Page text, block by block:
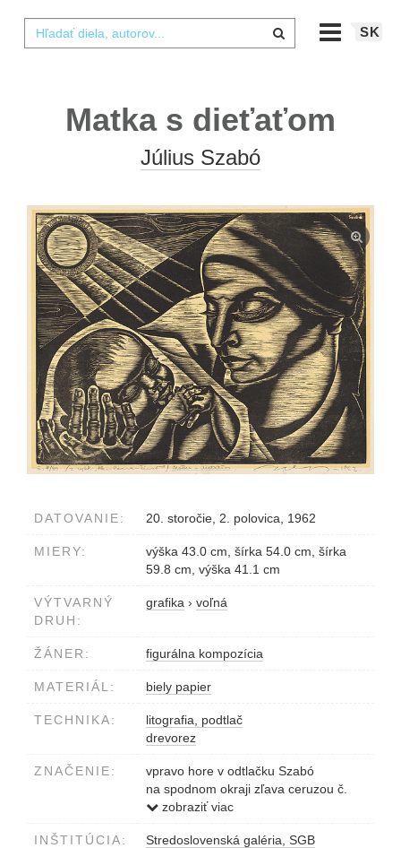
SK
Matka s dieťaťom
Július Szabó
DATOVANIE: 20. storočie, 2. polovica, 1962
MIERY:
výška 43.0 cm, šírka 54.0 cm, šírka
59.8 cm, výška 41.1 cm
VÝTVARNÝ
DRUH:
grafika › voľná
ŽÁNER: figurálna kompozícia
MATERIÁL: biely papier
TECHNIKA:
litografia, podtlač
drevorez
ZNAČENIE:
vpravo hore v odtlačku Szabó
na spodnom okraji zľava ceruzou č.
4/30 (z cykl.: 'Revolúcia - život') Matka
zobraziť viac
INŠTITÚCIA: Stredoslovenská galéria, SGB